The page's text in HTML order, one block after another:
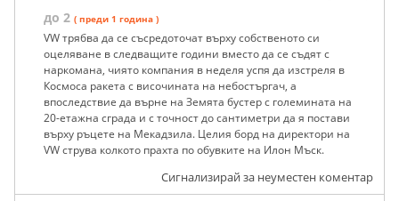
до 2 ( преди 1 година )
VW трябва да се съсредоточат върху собственото си
оцеляване в следващите години вместо да се съдят с
наркомана, чиято компания в неделя успя да изстреля в
Космоса ракета с височината на небостъргач, а
впоследствие да върне на Земята бустер с големината на
20-етажна сграда и с точност до сантиметри да я постави
върху ръцете на Мекадзила. Целия борд на директори на
VW струва колкото прахта по обувките на Илон Мъск.
Сигнализирай за неуместен коментар